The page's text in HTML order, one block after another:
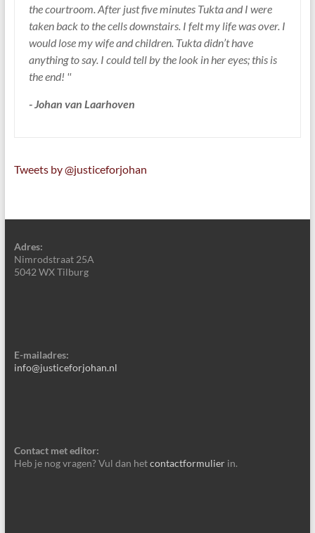
the courtroom. After just five minutes Tukta and I were
taken back to the cells downstairs. I felt my life was over. I
would lose my wife and children. Tukta didn’t have
anything to say. I could tell by the look in her eyes; this is
the end! ''
- Johan van Laarhoven
Tweets by @justiceforjohan
Adres:
Nimrodstraat 25A
5042 WX Tilburg
E-mailadres:
info@justiceforjohan.nl
Contact met editor:
Heb je nog vragen? Vul dan hetcontactformulierin.